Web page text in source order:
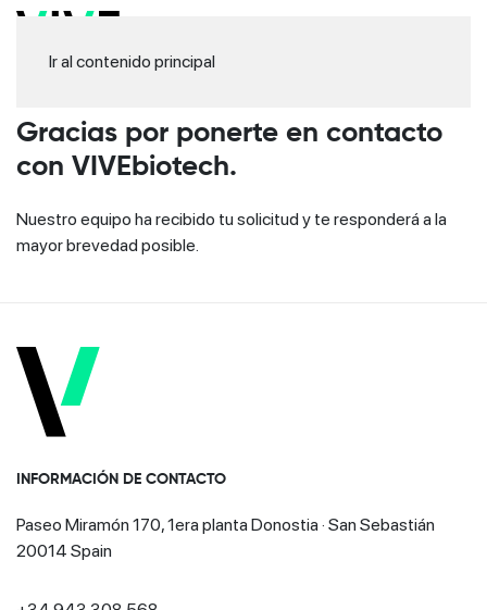
Ir al contenido principal
Gracias por ponerte en contacto
con VIVEbiotech.
Nuestro equipo ha recibido tu solicitud y te responderá a la
mayor brevedad posible.
INFORMACIÓN DE CONTACTO
Paseo Miramón 170, 1era planta Donostia · San Sebastián
20014 Spain